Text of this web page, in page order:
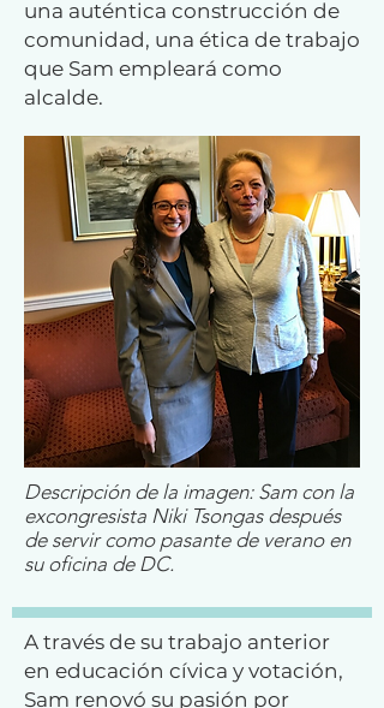
una auténtica construcción de
comunidad, una ética de trabajo
que Sam empleará como
alcalde.
Descripción de la imagen: Sam con la
excongresista Niki Tsongas después
de servir como pasante de verano en
su oficina de DC.
A través de su trabajo anterior
en educación cívica y votación,
Sam renovó su pasión por